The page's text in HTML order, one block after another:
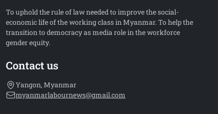
To uphold the rule of law needed to improve the social-
economic life of the working class in Myanmar. To help the
transition to democracy as media role in the workforce
gender equity.
Contact us
Yangon, Myanmar
myanmarlabournews@gmail.com